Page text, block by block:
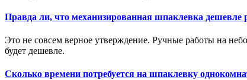
Правда ли, что механизированная шпаклевка дешевле
Это не совсем верное утверждение. Ручные работы на
будет дешевле.
Сколько времени потребуется на шпаклевку